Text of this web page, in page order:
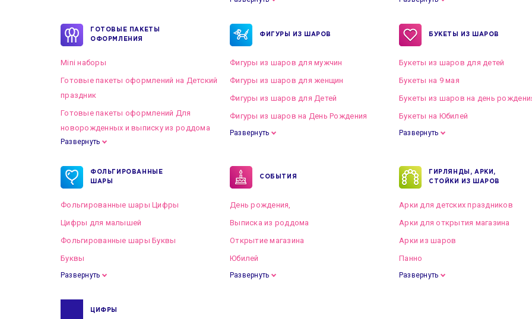
ГОТОВЫЕ ПАКЕТЫ
ОФОРМЛЕНИЯ
Mini наборы
Готовые пакеты оформлений на Детский
праздник
Готовые пакеты оформлений Для
новорожденных и выписку из роддома
Готовые пакеты оформлений на Свадьбу
Развернуть
ФИГУРЫ ИЗ ШАРОВ
Фигуры из шаров для мужчин
Фигуры из шаров для женщин
Фигуры из шаров для Детей
Фигуры из шаров на День Рождения
Развернуть
БУКЕТЫ ИЗ ШАРОВ
Букеты из шаров для детей
Букеты на 9 мая
Букеты из шаров на день
Букеты на Юбилей
Развернуть
ФОЛЬГИРОВАННЫЕ
ШАРЫ
Фольгированные шары Цифры
Цифры для малышей
Фольгированные шары Буквы
Буквы
Развернуть
СОБЫТИЯ
День рождения,
Выписка из роддома
Открытие магазина
Юбилей
Развернуть
ГИРЛЯНДЫ, АРКИ,
СТОЙКИ ИЗ ШАРОВ
Арки для детских праздников
Арки для открытия магазина
Арки из шаров
Панно
Развернуть
ЦИФРЫ